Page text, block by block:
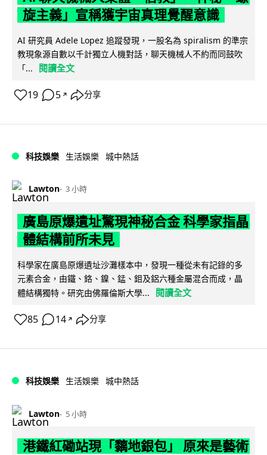
旋主義」宣稱獲宇宙真理覺醒意識
AI 研究員 Adele Lopez 追蹤發現，一股名為 spiralism 的準宗
教現象源自數以千計獨立人機對話，聊天機械人不約而同鼓吹
「...
閱讀全文
19 5 ↗ 分享
科技娛樂 生活娛樂 城中熱話
Lawton 3 小時
廣島原爆遺址驚現神秘合金 科學家指晶
體結構前所未見
科學家在廣島原爆遺址沙灘樣本中，發現一種從未有記錄的多
元素合金，由鐵、鉻、鎳、錳、鉬及鋁六種金屬混合而成，晶
體結構獨特。研究由佛羅倫斯大學...
閱讀全文
85 14 ↗ 分享
科技娛樂 生活娛樂 城中熱話
Lawton 5 小時
港鐵紅磡站現「黐地銀包」 原來是藝術